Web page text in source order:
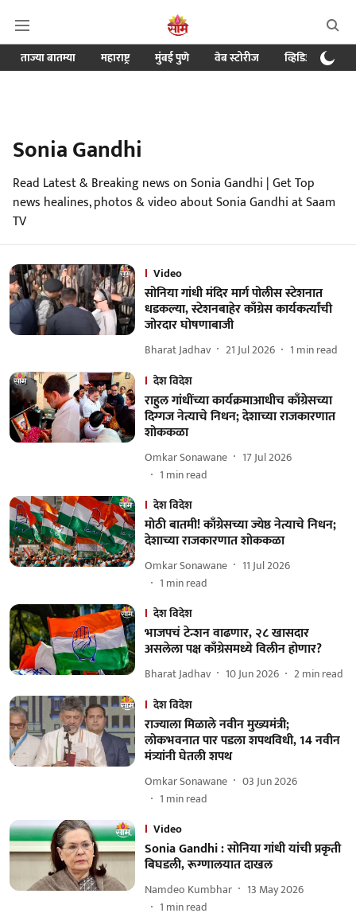
ताज्या बातम्या महाराष्ट्र मुंबई पुणे वेब स्टोरीज व्हिडिओ
Sonia Gandhi
Read Latest & Breaking news on Sonia Gandhi | Get Top
news healines, photos & video about Sonia Gandhi at Saam
TV
Video
सोनिया गांधी मंदिर मार्ग पोलीस स्टेशनात
धडकल्या, स्टेशनबाहेर काँग्रेस कार्यकर्त्यांची
जोरदार घोषणाबाजी
Bharat Jadhav 21 Jul 2026 1 min read
देश विदेश
राहुल गांधींच्या कार्यक्रमाआधीच काँग्रेसच्या
दिग्गज नेत्याचे निधन; देशाच्या राजकारणात
शोककळा
Omkar Sonawane
17 Jul 2026
1 min read
देश विदेश
मोठी बातमी! काँग्रेसच्या ज्येष्ठ नेत्याचे निधन;
देशाच्या राजकारणात शोककळा
Omkar Sonawane
11 Jul 2026
1 min read
देश विदेश
भाजपचं टेन्शन वाढणार, २८ खासदार
असलेला पक्ष काँग्रेसमध्ये विलीन होणार?
Bharat Jadhav 10 Jun 2026 2min read
देश विदेश
राज्याला मिळाले नवीन मुख्यमंत्री;
लोकभवनात पार पडला शपथविधी, 14 नवीन
मंत्र्यांनी घेतली शपथ
Omkar Sonawane
03 Jun 2026
1 min read
Video
Sonia Gandhi : सोनिया गांधी यांची प्रकृती
बिघडली, रूग्णालयात दाखल
Namdeo Kumbhar
13 May 2026
1 min read